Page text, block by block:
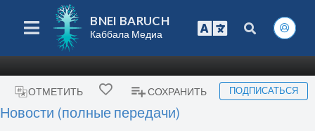
BNEI BARUCH
Каббала Медиа
ОТМЕТИТЬ СОХРАНИТЬ ПОДПИСАТЬСЯ
Новости (полные передачи)